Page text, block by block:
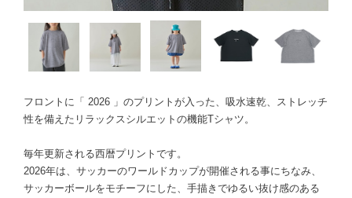
フロントに「 2026 」のプリントが入った、吸水速乾、ストレッチ
性を備えたリラックスシルエットの機能Tシャツ。
毎年更新される西暦プリントです。
2026年は、サッカーのワールドカップが開催される事にちなみ、
サッカーボールをモチーフにした、手描きでゆるい抜け感のある